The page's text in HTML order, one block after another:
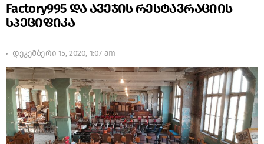
Factory995 და ავეჯის რესტავრაციის
სპეციფიკა
დეკემბერი 15, 2020, 1:07 am